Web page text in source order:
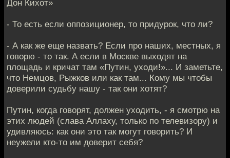
Дон Кихот»
- То есть если оппозиционер, то придурок, что ли?
- А как же еще назвать? Если про наших, местных, я
говорю - то так. А если в Москве выходят на
площадь и кричат там «Путин, уходи!»... И заметьте,
что Немцов, Рыжков или как там... Кому мы чтобы
доверили судьбу нашу - так они хотят?
Путин, когда говорят, должен уходить, - я смотрю на
этих людей (слава Аллаху, только по телевизору) и
удивляюсь: как они это так могут говорить? И
неужели кто-то им доверит себя?